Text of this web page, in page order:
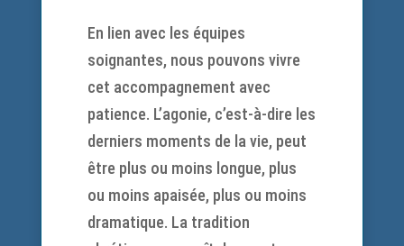
En lien avec les équipes
soignantes, nous pouvons vivre
cet accompagnement avec
patience. L’agonie, c’est-à-dire les
derniers moments de la vie, peut
être plus ou moins longue, plus
ou moins apaisée, plus ou moins
dramatique. La tradition